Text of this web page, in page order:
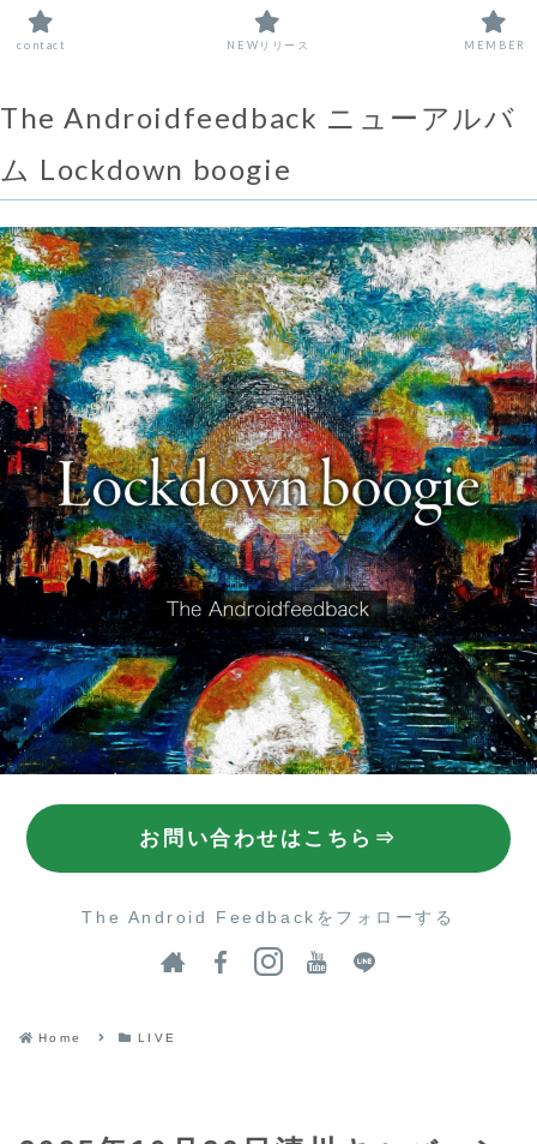
The Androidfeedback ニューアルバ
ム Lockdown boogie
お問い合わせはこちら⇒
The Android Feedbackをフォローする
Home LIVE
contact NEWリリース MEMBER